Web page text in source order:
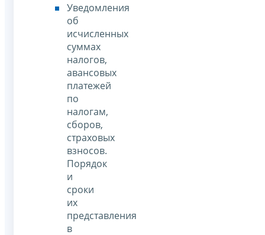
Уведомления
об
исчисленных
суммах
налогов,
авансовых
платежей
по
налогам,
сборов,
страховых
взносов.
Порядок
и
сроки
их
представления
в